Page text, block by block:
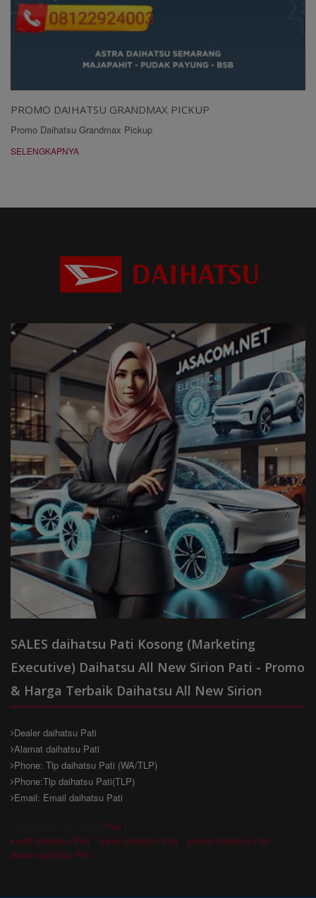
PROMO DAIHATSU GRANDMAX PICKUP
Promo Daihatsu Grandmax Pickup
SELENGKAPNYA
SALES daihatsu Pati Kosong (Marketing
Executive) Daihatsu All New Sirion Pati - Promo
& Harga Terbaik Daihatsu All New Sirion
Dealer daihatsu Pati
Alamat daihatsu Pati
Phone: Tlp daihatsu Pati (WA/TLP)
Phone:Tlp daihatsu Pati(TLP)
Email: Email daihatsu Pati
Pati
kredit daihatsu Pati
sales daihatsu Pati
promo daihatsu Pati
dealer daihatsu Pati